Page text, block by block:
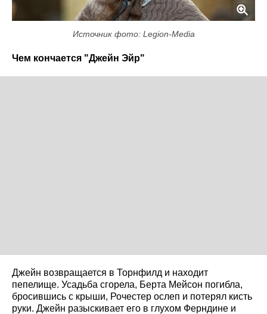
Источник фото: Legion-Media
Чем кончается "Джейн Эйр"
Джейн возвращается в Торнфилд и находит
пепелище. Усадьба сгорела, Берта Мейсон погибла,
бросившись с крыши, Рочестер ослеп и потерял кисть
руки. Джейн разыскивает его в глухом Ферндине и